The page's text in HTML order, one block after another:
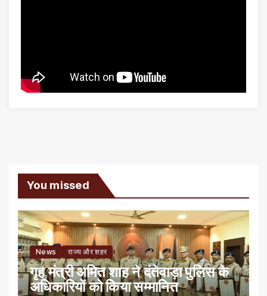
You missed
News राज्य और शहर
गृह मंत्री अमित शाह ने दंतेवाड़ा पुलिस के
अधिकारियों को किया सम्मानित